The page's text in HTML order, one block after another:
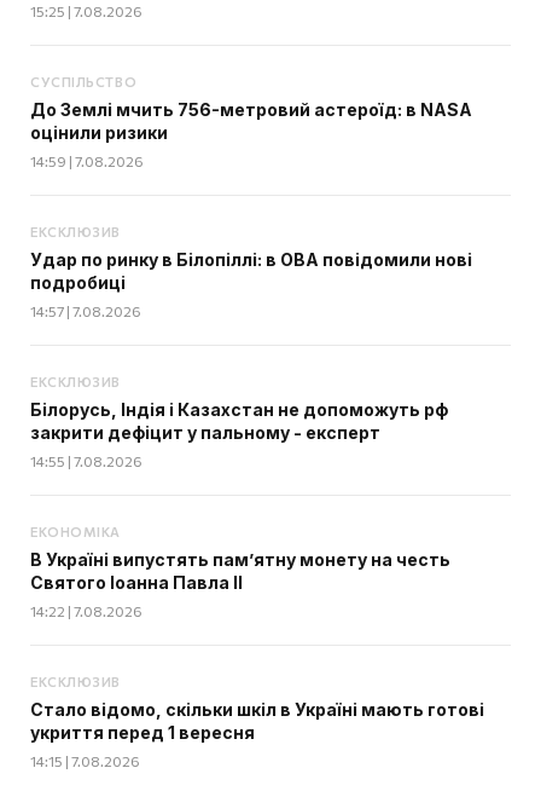
15:25 | 7.08.2026
СУСПІЛЬСТВО
До Землі мчить 756-метровий астероїд: в NASA
оцінили ризики
14:59 | 7.08.2026
ЕКСКЛЮЗИВ
Удар по ринку в Білопіллі: в ОВА повідомили нові
подробиці
14:57 | 7.08.2026
ЕКСКЛЮЗИВ
Білорусь, Індія і Казахстан не допоможуть рф
закрити дефіцит у пальному - експерт
14:55 | 7.08.2026
ЕКОНОМІКА
В Україні випустять пам’ятну монету на честь
Святого Іоанна Павла II
14:22 | 7.08.2026
ЕКСКЛЮЗИВ
Стало відомо, скільки шкіл в Україні мають готові
укриття перед 1 вересня
14:15 | 7.08.2026